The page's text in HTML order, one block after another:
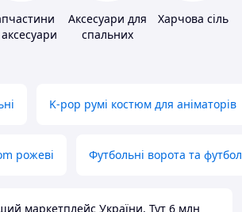
Аксесуари для
спальних
Харчова сіль
K-pop румі костюм для аніматорів
рожеві Футбольні ворота та
маркетплейс України. Тут 6 млн